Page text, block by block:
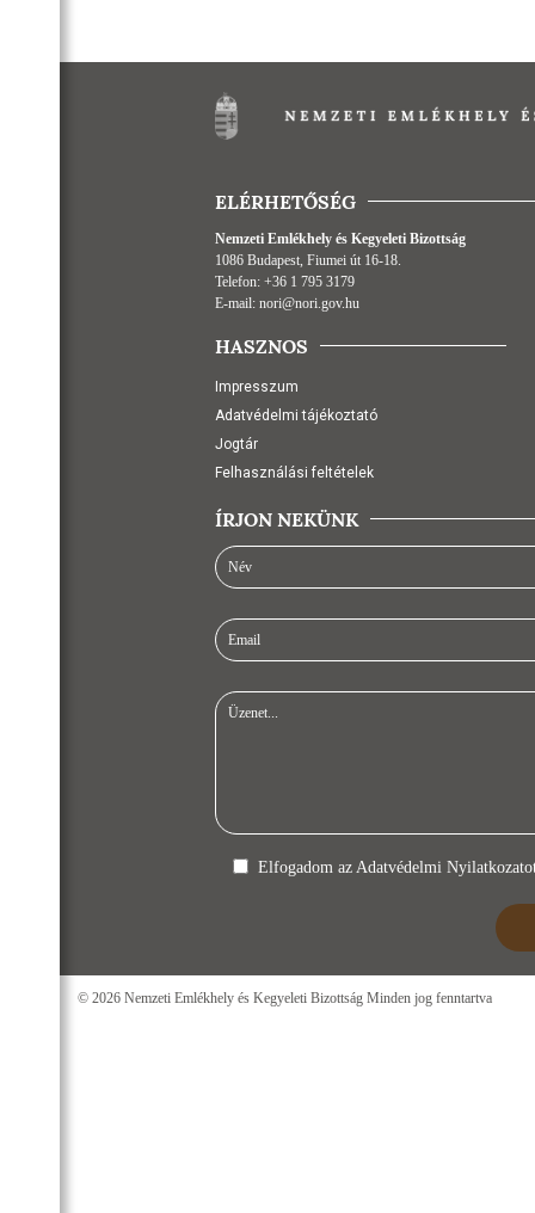
ELÉRHETŐSÉG
Nemzeti Emlékhely és Kegyeleti Bizottság
1086 Budapest, Fiumei út 16-18.
Telefon: +36 1 795 3179
E-mail: nori@nori.gov.hu
HASZNOS
Impresszum
Adatvédelmi tájékoztató
Jogtár
Felhasználási feltételek
ÍRJON NEKÜNK
Elfogadom az Adatvédelmi
© 2026 Nemzeti Emlékhely és Kegyeleti Bizottság Minden jog fenntartva